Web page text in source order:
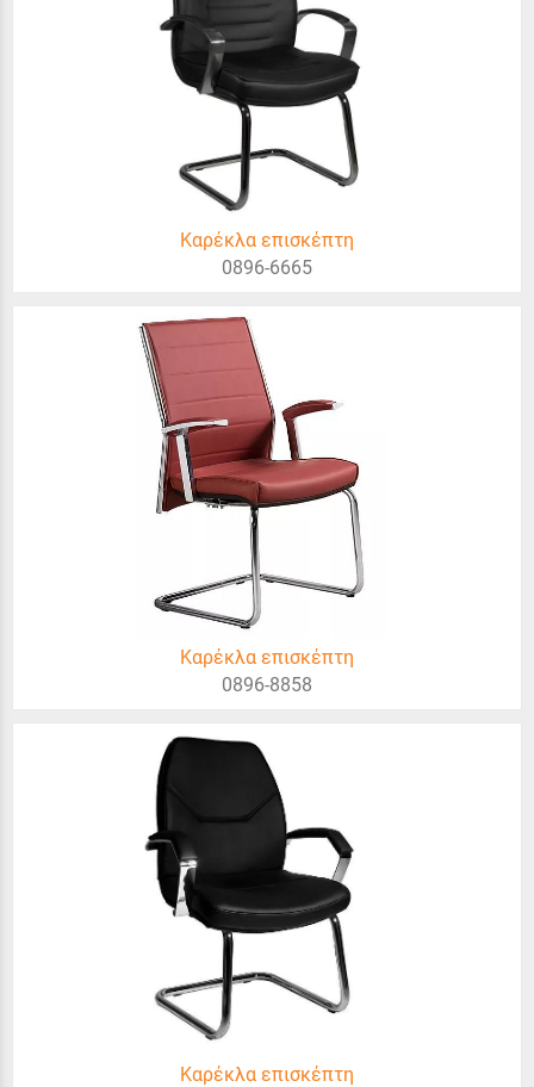
Καρέκλα επισκέπτη
0896-6665
Καρέκλα επισκέπτη
0896-8858
Καρέκλα επισκέπτη